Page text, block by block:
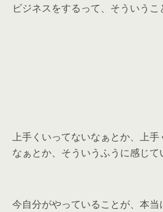
ビジネスをするって、そういうこ
上手くいってないなぁとか、上
なぁとか、そういうふうに感じて
今自分がやっていることが、本当